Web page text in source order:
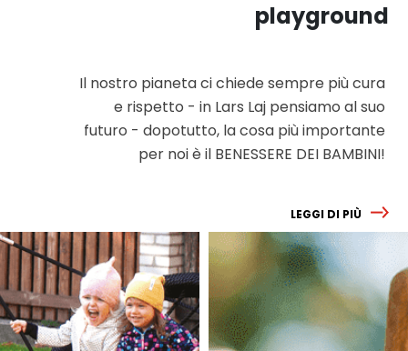
playground
Il nostro pianeta ci chiede sempre più cura
e rispetto - in Lars Laj pensiamo al suo
futuro - dopotutto, la cosa più importante
per noi è il BENESSERE DEI BAMBINI!
LEGGI DI PIÙ